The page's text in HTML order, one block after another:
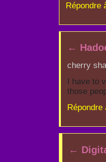
Répondre
←
cherry
I have to
those
Répondre
←